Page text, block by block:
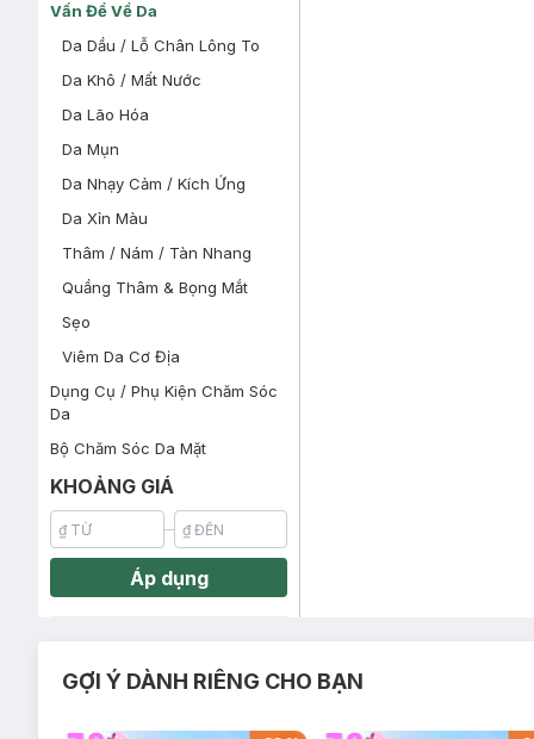
Vấn Đề Về Da
Da Dầu / Lỗ Chân Lông To
Da Khô / Mất Nước
Da Lão Hóa
Da Mụn
Da Nhạy Cảm / Kích Ứng
Da Xỉn Màu
Thâm / Nám / Tàn Nhang
Quầng Thâm & Bọng Mắt
Sẹo
Viêm Da Cơ Địa
Dụng Cụ / Phụ Kiện Chăm Sóc
Da
Bộ Chăm Sóc Da Mặt
KHOẢNG GIÁ
Áp dụng
GỢI Ý DÀNH RIÊNG CHO BẠN